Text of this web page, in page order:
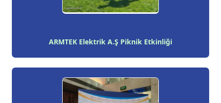
ARMTEK Elektrik A.Ş Piknik Etkinliği